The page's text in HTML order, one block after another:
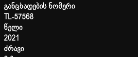
განცხადების ნომერი
TL-57568
წელი
2021
ძრავი